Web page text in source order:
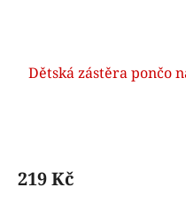
Dětská zástěra pončo
219 Kč